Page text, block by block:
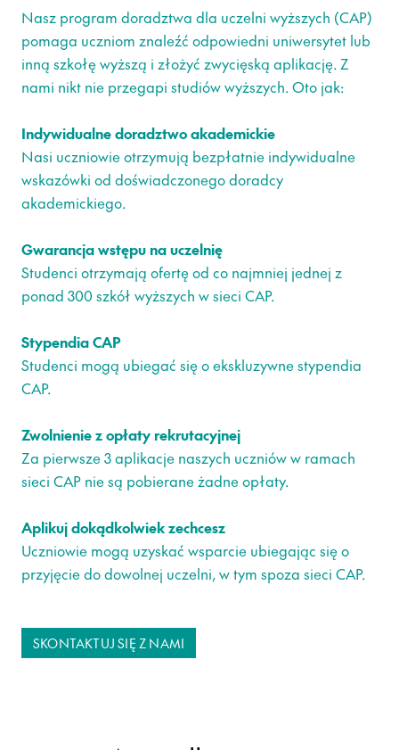
Nasz program doradztwa dla uczelni wyższych (CAP)
pomaga uczniom znaleźć odpowiedni uniwersytet lub
inną szkołę wyższą i złożyć zwycięską aplikację. Z
nami nikt nie przegapi studiów wyższych. Oto jak:
Indywidualne doradztwo akademickie
Nasi uczniowie otrzymują bezpłatnie indywidualne
wskazówki od doświadczonego doradcy
akademickiego.
Gwarancja wstępu na uczelnię
Studenci otrzymają ofertę od co najmniej jednej z
ponad 300 szkół wyższych w sieci CAP.
Stypendia CAP
Studenci mogą ubiegać się o ekskluzywne stypendia
CAP.
Zwolnienie z opłaty rekrutacyjnej
Za pierwsze 3 aplikacje naszych uczniów w ramach
sieci CAP nie są pobierane żadne opłaty.
Aplikuj dokądkolwiek zechcesz
Uczniowie mogą uzyskać wsparcie ubiegając się o
przyjęcie do dowolnej uczelni, w tym spoza sieci CAP.
SKONTAKTUJ SIĘ Z NAMI